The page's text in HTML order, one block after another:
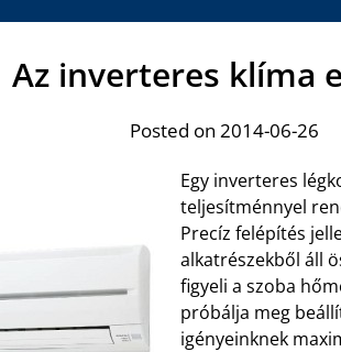
Az inverteres klíma
Posted on 2014-06-26
Egy inverteres
teljesítménnyel
Precíz felépítés
alkatrészekből áll
figyeli a szoba
próbálja meg
igényeinknek